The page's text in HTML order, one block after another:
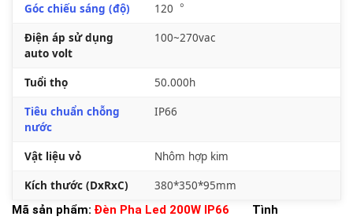
Góc chiếu sáng (độ) 120︒
Điện áp sử dụng
auto volt
100~270vac
Tuổi thọ 50.000h
Tiêu chuẩn chỗng
nước
IP66
Vật liệu vỏ Nhôm hợp kim
Kích thước (DxRxC)
380*350*95mm
Mã sản phẩm: Đèn Pha Led 200W IP66
Tình